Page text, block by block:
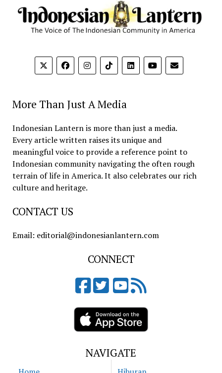
More Than Just A Media
Indonesian Lantern is more than just a media.
Every article written raises its unique and
meaningful voice to provide a reference point to
Indonesian community navigating the often rough
terrain of life in America. It also celebrates our rich
culture and heritage.
CONTACT US
Email: editorial@indonesianlantern.com
CONNECT
NAVIGATE